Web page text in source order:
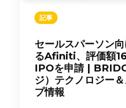
記事
セールスパーソン
るAfiniti、評価額
IPOを申請 |
ジ）テクノロジー
プ情報